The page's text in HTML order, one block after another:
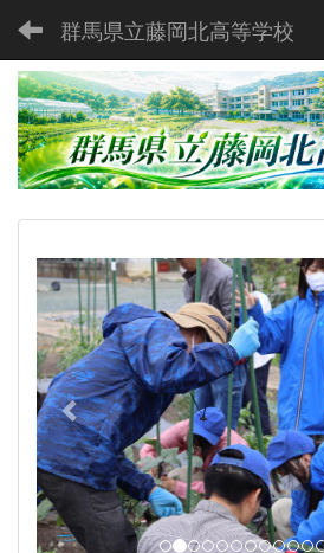
群馬県立藤岡北高等学校
p
r
e
v
i
o
u
s